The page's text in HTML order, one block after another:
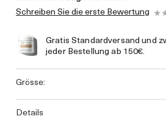
Schreiben Sie die erste Bewertung
Gratis Standardversand und
jeder Bestellung ab 150€.
grösse:
details